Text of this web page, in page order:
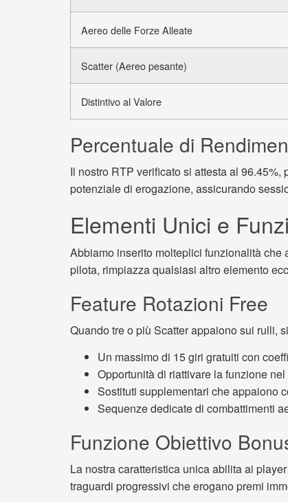
Aereo delle Forze Alleate
Scatter (Aereo pesante)
Distintivo al Valore
Percentuale di
Il nostro RTP verificato si attesta al
potenziale di erogazione, assicurando
Elementi Unici e
Abbiamo inserito molteplici funzionalità
pilota, rimpiazza qualsiasi altro elemento
Feature Rotazioni Free
Quando tre o più Scatter appaiono sui rulli,
Un massimo di 15 giri gratuiti con
Opportunità di riattivare la funzione
Sostituti supplementari che appaiono
Sequenze dedicate di combattimenti
Funzione Obiettivo
La nostra caratteristica unica abilita ai
traguardi progressivi che erogano premi